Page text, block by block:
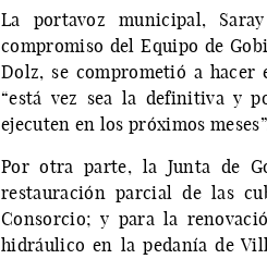
La portavoz municipal,
compromiso del Equipo de
Dolz, se comprometió a hacer
“está vez sea la definitiva y
ejecuten en los próximos
Por otra parte, la Junta de
restauración parcial de las
Consorcio; y para la
hidráulico en la pedanía de